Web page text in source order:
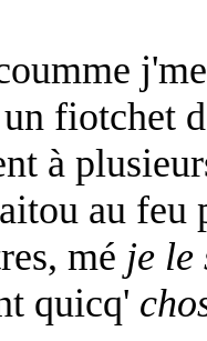
fiotchet
à
au feu
mé je le
quicq'